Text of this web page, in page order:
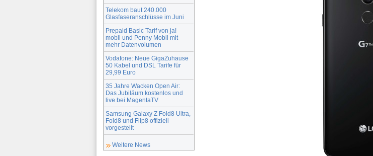
Telekom baut 240.000
Glasfaseranschlüsse im Juni
Prepaid Basic Tarif von ja!
mobil und Penny Mobil mit
mehr Datenvolumen
Vodafone: Neue GigaZuhause
50 Kabel und DSL Tarife für
29,99 Euro
35 Jahre Wacken Open Air:
Das Jubiläum kostenlos und
live bei MagentaTV
Samsung Galaxy Z Fold8 Ultra,
Fold8 und Flip8 offiziell
vorgestellt
Weitere News